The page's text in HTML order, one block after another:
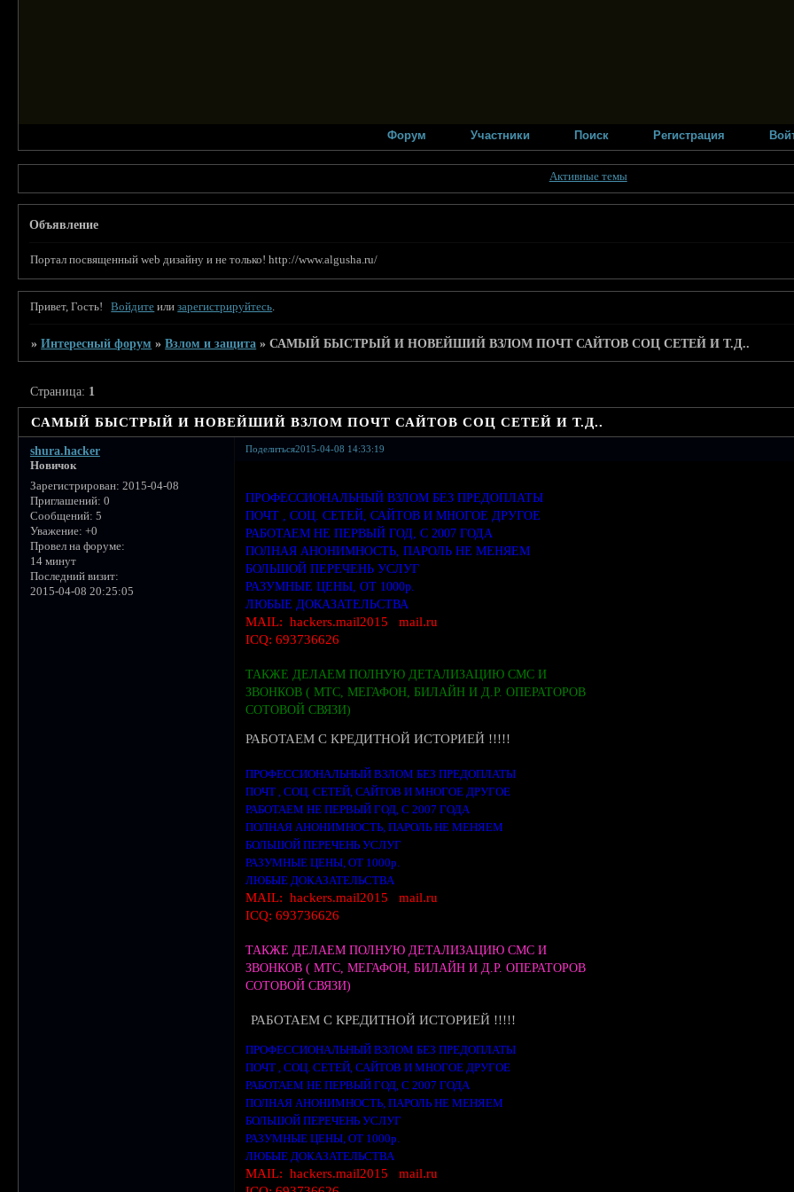
Форум Участники Поиск Регистрация
Активные темы
Объявление
Портал посвященный web дизайну и не только! http://www.algusha.ru/
Привет, Гость! Войдите илизарегистрируйтесь.
»Интересный форум »Взлом и защита »САМЫЙ БЫСТРЫЙ И НОВЕЙШИЙ ВЗЛОМ ПОЧТ САЙТОВ СОЦ СЕТЕЙ И Т.Д..
САМЫЙ БЫСТРЫЙ И НОВЕЙШИЙ ВЗЛОМ ПОЧТ САЙТОВ СОЦ СЕТЕЙ И Т.Д..
Страница: 1
Поделиться2015-04-08 14:33:19
shura.hacker
Новичок
Зарегистрирован: 2015-04-08
Приглашений: 0
Сообщений: 5
Уважение: +0
Провел на форуме:
14 минут
Последний визит:
2015-04-08 20:25:05
ПРОФЕССИОНАЛЬНЫЙ ВЗЛОМ БЕЗ ПРЕДОПЛАТЫ
ПОЧТ , СОЦ. СЕТЕЙ, САЙТОВ И МНОГОЕ ДРУГОЕ
РАБОТАЕМ НЕ ПЕРВЫЙ ГОД, С 2007 ГОДА
ПОЛНАЯ АНОНИМНОСТЬ, ПАРОЛЬ НЕ МЕНЯЕМ
БОЛЬШОЙ ПЕРЕЧЕНЬ УСЛУГ
РАЗУМНЫЕ ЦЕНЫ, ОТ 1000р.
ЛЮБЫЕ ДОКАЗАТЕЛЬСТВА
MAIL: hackers.mail2015
mail.ru
ICQ: 693736626
ТАКЖЕ ДЕЛАЕМ ПОЛНУЮ ДЕТАЛИЗАЦИЮ СМС И
ЗВОНКОВ ( МТС, МЕГАФОН, БИЛАЙН И Д.Р. ОПЕРАТОРОВ
СОТОВОЙ СВЯЗИ)
РАБОТАЕМ С КРЕДИТНОЙ ИСТОРИЕЙ !!!!!
ПРОФЕССИОНАЛЬНЫЙ ВЗЛОМ БЕЗ ПРЕДОПЛАТЫ
ПОЧТ , СОЦ. СЕТЕЙ, САЙТОВ И МНОГОЕ ДРУГОЕ
РАБОТАЕМ НЕ ПЕРВЫЙ ГОД, С 2007 ГОДА
ПОЛНАЯ АНОНИМНОСТЬ, ПАРОЛЬ НЕ МЕНЯЕМ
БОЛЬШОЙ ПЕРЕЧЕНЬ УСЛУГ
РАЗУМНЫЕ ЦЕНЫ, ОТ 1000р.
ЛЮБЫЕ ДОКАЗАТЕЛЬСТВА
MAIL: hackers.mail2015
mail.ru
ICQ: 693736626
ТАКЖЕ ДЕЛАЕМ ПОЛНУЮ ДЕТАЛИЗАЦИЮ СМС И
ЗВОНКОВ ( МТС, МЕГАФОН, БИЛАЙН И Д.Р. ОПЕРАТОРОВ
СОТОВОЙ СВЯЗИ)
РАБОТАЕМ С КРЕДИТНОЙ ИСТОРИЕЙ !!!!!
ПРОФЕССИОНАЛЬНЫЙ ВЗЛОМ БЕЗ ПРЕДОПЛАТЫ
ПОЧТ , СОЦ. СЕТЕЙ, САЙТОВ И МНОГОЕ ДРУГОЕ
РАБОТАЕМ НЕ ПЕРВЫЙ ГОД, С 2007 ГОДА
ПОЛНАЯ АНОНИМНОСТЬ, ПАРОЛЬ НЕ МЕНЯЕМ
БОЛЬШОЙ ПЕРЕЧЕНЬ УСЛУГ
РАЗУМНЫЕ ЦЕНЫ, ОТ 1000р.
ЛЮБЫЕ ДОКАЗАТЕЛЬСТВА
MAIL: hackers.mail2015
mail.ru